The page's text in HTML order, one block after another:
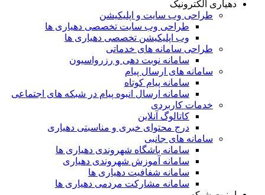
دهیاری الکترونیک
طراحی وب سایت و اپلیکیشن
طراحی وب سایت تخصصی دهیاری ها
وب اپلیکیشن تخصصی دهیاری ها
طراحی سامانه های خدماتی
سامانه نوبت دهی و رزرواسیون
سامانه های ارسال پیام
سامانه پیام کوتاه
سامانه ارسال انبوه پیام در شبکه های اجتماعی
خدمات کاربردی
کاتالوگ آنلاین
درج محتوای خبری و مناسبتی دهیاری
سامانه های جانبی
سامانه باشگاه شهروندی دهیاری ها
سامانه آموزش شهروندی دهیاری
سامانه شفافیت دهیاری ها
سامانه مشارکت مردمی دهیاری ها